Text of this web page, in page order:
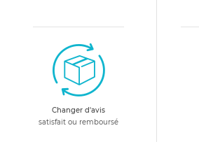
Changer d'avis
satisfait ou remboursé